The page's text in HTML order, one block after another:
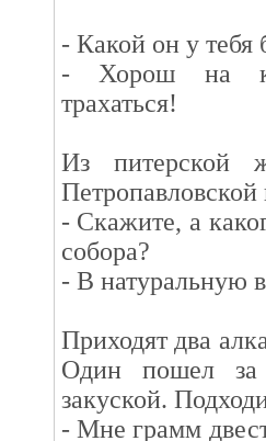
- Какой он у
- Хорош на
трахаться!
Из питерской
Петропавловской
- Скажите, а
собора?
- В натуральную
Приходят два
Один пошел за
закуской.
- Мне грамм